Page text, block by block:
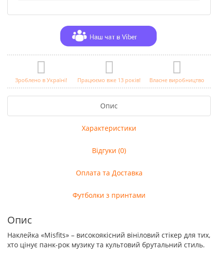
Зроблено в Україні! Працюємо вже 13 років! Власне виробництво
Опис
Характеристики
Відгуки (0)
Оплата та Доставка
Футболки з принтами
Опис
Наклейка «Misfits» – високоякісний вініловий стікер для тих,
хто цінує панк-рок музику та культовий брутальний стиль.